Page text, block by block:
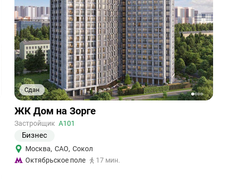
Сдан
1234
Ссылка
на
объект
ЖК Дом на Зорге
Застройщик А101
Бизнес
Москва, САО, Сокол
Октябрьское поле
17 мин.